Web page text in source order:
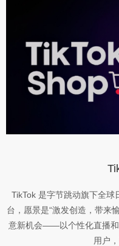
TikTok 是字节跳动旗下全
台，愿景是“激发创造，带来
意新机会——以个性化直播和
用户